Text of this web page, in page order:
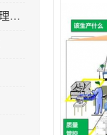
MXK-WMS仓储管理系统